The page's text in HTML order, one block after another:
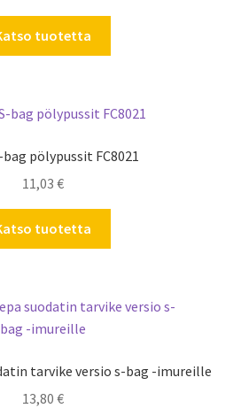
tuotetta
pölypussit FC8021
11,03 €
tuotetta
tarvike versio s-bag -imureille
13,80 €